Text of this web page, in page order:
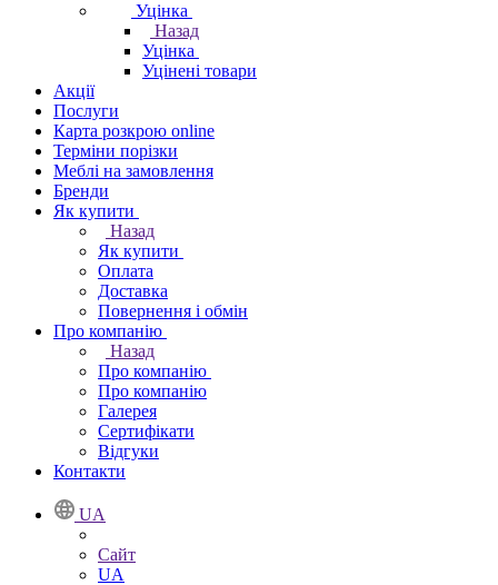
Уцінка
Назад
Уцінка
Уцінені товари
Акції
Послуги
Карта розкрою online
Терміни порізки
Меблі на замовлення
Бренди
Як купити
Назад
Як купити
Оплата
Доставка
Повернення і обмін
Про компанію
Назад
Про компанію
Про компанію
Галерея
Сертифікати
Відгуки
Контакти
UA
Сайт
UA